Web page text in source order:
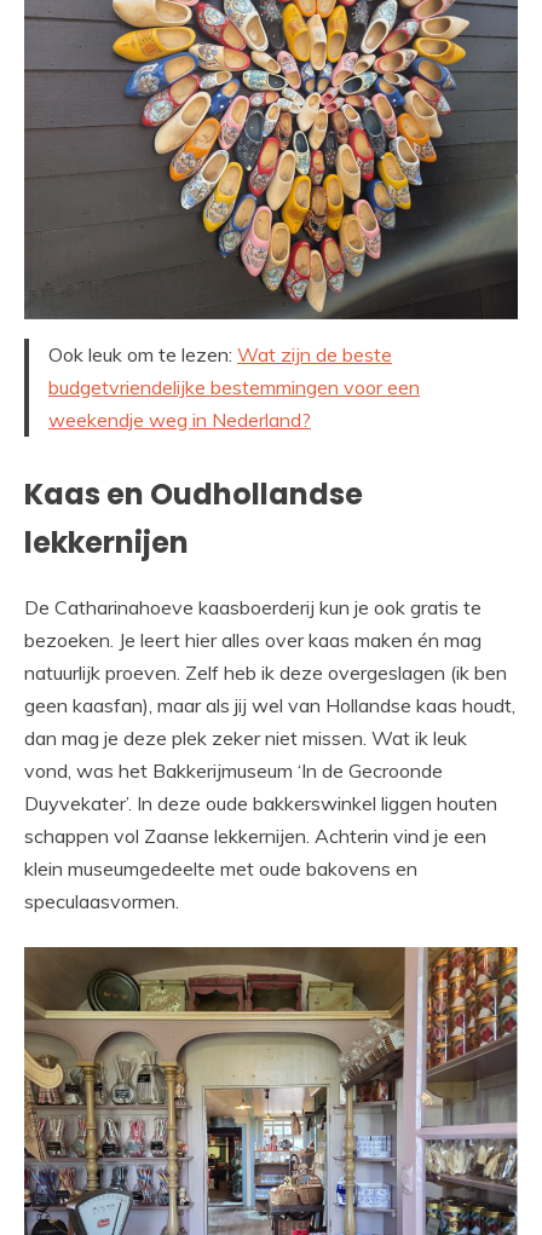
Ook leuk om te lezen: Wat zijn de beste
budgetvriendelijke bestemmingen voor een
weekendje weg in Nederland?
Kaas en Oudhollandse
lekkernijen
De Catharinahoeve kaasboerderij kun je ook gratis te
bezoeken. Je leert hier alles over kaas maken én mag
natuurlijk proeven. Zelf heb ik deze overgeslagen (ik ben
geen kaasfan), maar als jij wel van Hollandse kaas houdt,
dan mag je deze plek zeker niet missen. Wat ik leuk
vond, was het Bakkerijmuseum ‘In de Gecroonde
Duyvekater’. In deze oude bakkerswinkel liggen houten
schappen vol Zaanse lekkernijen. Achterin vind je een
klein museumgedeelte met oude bakovens en
speculaasvormen.